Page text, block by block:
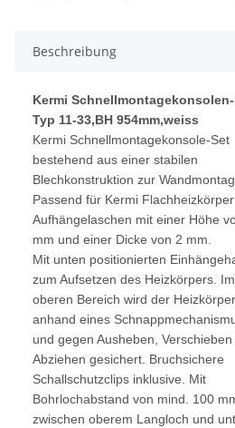
Beschreibung
Kermi
Typ 11-33,BH 954mm,weiss
Kermi Schnellmontagekonsole-Set
bestehend aus einer stabilen
Blechkonstruktion zur
Passend für Kermi
Aufhängelaschen mit einer Höhe
mm und einer Dicke von 2 mm.
Mit unten positionierten
zum Aufsetzen des Heizkörpers. Im
oberen Bereich wird der Heizkörper
anhand eines
und gegen Ausheben, Verschieben
Abziehen gesichert. Bruchsichere
Schallschutzclips inklusive. Mit
Bohrlochabstand von mind. 100
zwischen oberem Langloch und